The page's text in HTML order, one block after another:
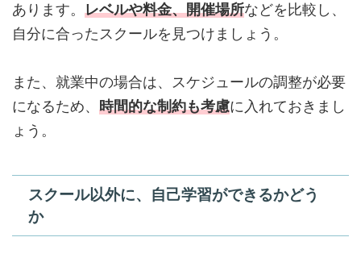
あります。 レベルや料金、開催場所などを比較し、
自分に合ったスクールを見つけましょう。
また、就業中の場合は、スケジュールの調整が必要
になるため、 時間的な制約も考慮に入れておきまし
ょう。
スクール以外に、自己学習ができるかどう
か